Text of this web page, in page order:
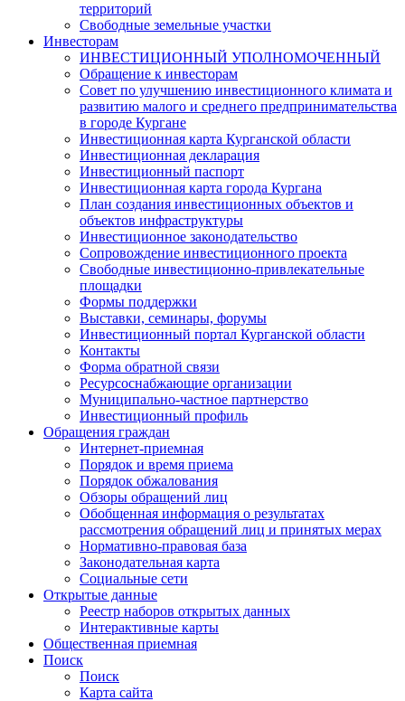
территорий
Свободные земельные участки
Инвесторам
ИНВЕСТИЦИОННЫЙ УПОЛНОМОЧЕННЫЙ
Обращение к инвесторам
Совет по улучшению инвестиционного климата и
развитию малого и среднего предпринимательства
в городе Кургане
Инвестиционная карта Курганской области
Инвестиционная декларация
Инвестиционный паспорт
Инвестиционная карта города Кургана
План создания инвестиционных объектов и
объектов инфраструктуры
Инвестиционное законодательство
Сопровождение инвестиционного проекта
Свободные инвестиционно-привлекательные
площадки
Формы поддержки
Выставки, семинары, форумы
Инвестиционный портал Курганской области
Контакты
Форма обратной связи
Ресурсоснабжающие организации
Муниципально-частное партнерство
Инвестиционный профиль
Обращения граждан
Интернет-приемная
Порядок и время приема
Порядок обжалования
Обзоры обращений лиц
Обобщенная информация о результатах
рассмотрения обращений лиц и принятых мерах
Нормативно-правовая база
Законодательная карта
Социальные сети
Открытые данные
Реестр наборов открытых данных
Интерактивные карты
Общественная приемная
Поиск
Поиск
Карта сайта